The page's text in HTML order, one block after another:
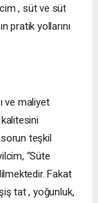
, süt ve süt
pratik yollarını
ve maliyet
teşkil
“Süte
Fakat
tat , yoğunluk,